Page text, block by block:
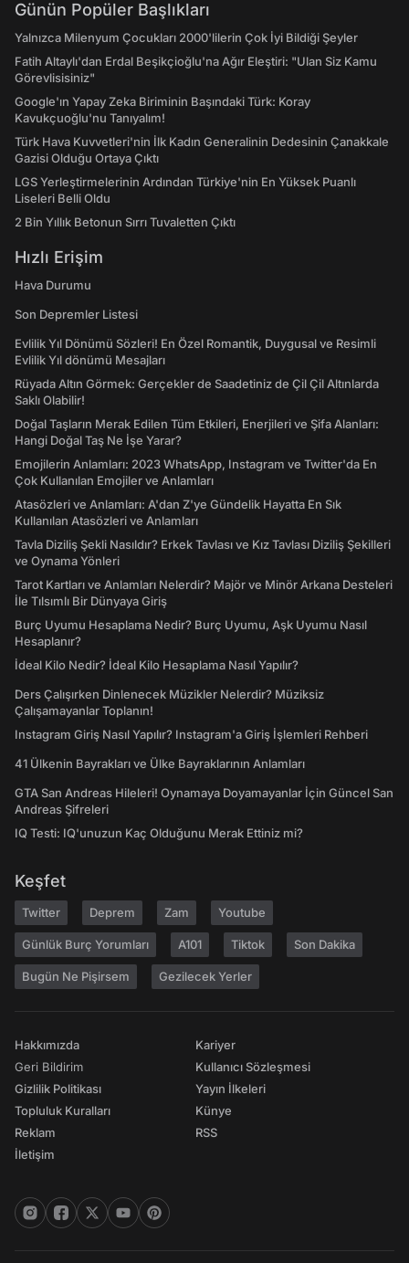
Günün Popüler Başlıkları
Yalnızca Milenyum Çocukları 2000'lilerin Çok İyi Bildiği Şeyler
Fatih Altaylı'dan Erdal Beşikçioğlu'na Ağır Eleştiri: "Ulan Siz Kamu
Görevlisisiniz"
Google'ın Yapay Zeka Biriminin Başındaki Türk: Koray
Kavukçuoğlu'nu Tanıyalım!
Türk Hava Kuvvetleri'nin İlk Kadın Generalinin Dedesinin Çanakkale
Gazisi Olduğu Ortaya Çıktı
LGS Yerleştirmelerinin Ardından Türkiye'nin En Yüksek Puanlı
Liseleri Belli Oldu
2 Bin Yıllık Betonun Sırrı Tuvaletten Çıktı
Hızlı Erişim
Hava Durumu
Son Depremler Listesi
Evlilik Yıl Dönümü Sözleri! En Özel Romantik, Duygusal ve Resimli
Evlilik Yıl dönümü Mesajları
Rüyada Altın Görmek: Gerçekler de Saadetiniz de Çil Çil Altınlarda
Saklı Olabilir!
Doğal Taşların Merak Edilen Tüm Etkileri, Enerjileri ve Şifa Alanları:
Hangi Doğal Taş Ne İşe Yarar?
Emojilerin Anlamları: 2023 WhatsApp, Instagram ve Twitter'da En
Çok Kullanılan Emojiler ve Anlamları
Atasözleri ve Anlamları: A'dan Z'ye Gündelik Hayatta En Sık
Kullanılan Atasözleri ve Anlamları
Tavla Diziliş Şekli Nasıldır? Erkek Tavlası ve Kız Tavlası Diziliş Şekilleri
ve Oynama Yönleri
Tarot Kartları ve Anlamları Nelerdir? Majör ve Minör Arkana Desteleri
İle Tılsımlı Bir Dünyaya Giriş
Burç Uyumu Hesaplama Nedir? Burç Uyumu, Aşk Uyumu Nasıl
Hesaplanır?
İdeal Kilo Nedir? İdeal Kilo Hesaplama Nasıl Yapılır?
Ders Çalışırken Dinlenecek Müzikler Nelerdir? Müziksiz
Çalışamayanlar Toplanın!
Instagram Giriş Nasıl Yapılır? Instagram'a Giriş İşlemleri Rehberi
41 Ülkenin Bayrakları ve Ülke Bayraklarının Anlamları
GTA San Andreas Hileleri! Oynamaya Doyamayanlar İçin Güncel San
Andreas Şifreleri
IQ Testi: IQ'unuzun Kaç Olduğunu Merak Ettiniz mi?
Keşfet
Twitter Deprem Zam Youtube
Günlük Burç Yorumları A101 Tiktok Son Dakika
Bugün Ne Pişirsem Gezilecek Yerler
Hakkımızda
Geri Bildirim
Gizlilik Politikası
Topluluk Kuralları
Reklam
İletişim
Kariyer
Kullanıcı Sözleşmesi
Yayın İlkeleri
Künye
RSS